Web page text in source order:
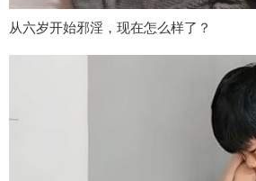
从六岁开始邪淫，现在怎么样了？